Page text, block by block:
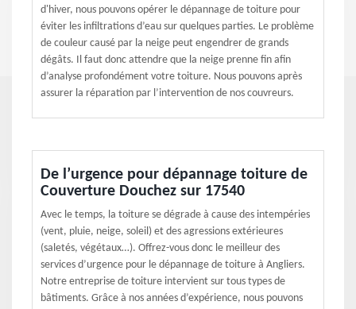
d'hiver, nous pouvons opérer le dépannage de toiture pour
éviter les infiltrations d’eau sur quelques parties. Le problème
de couleur causé par la neige peut engendrer de grands
dégâts. Il faut donc attendre que la neige prenne fin afin
d’analyse profondément votre toiture. Nous pouvons après
assurer la réparation par l’intervention de nos couvreurs.
De l’urgence pour dépannage toiture de
Couverture Douchez sur 17540
Avec le temps, la toiture se dégrade à cause des intempéries
(vent, pluie, neige, soleil) et des agressions extérieures
(saletés, végétaux…). Offrez-vous donc le meilleur des
services d’urgence pour le dépannage de toiture à Angliers.
Notre entreprise de toiture intervient sur tous types de
bâtiments. Grâce à nos années d’expérience, nous pouvons